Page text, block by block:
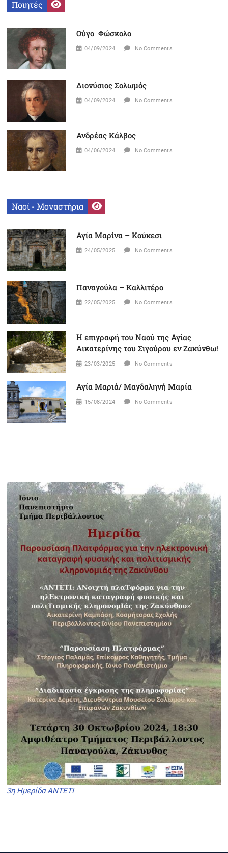
Ποιητές
Ούγο Φώσκολο
04/09/2024 No Comments
Διονύσιος Σολωμός
04/09/2024 No Comments
Ανδρέας Κάλβος
04/06/2024 No Comments
Ναοί - Μοναστήρια
Αγία Μαρίνα – Κούκεσι
24/05/2025 No Comments
Παναγούλα – Καλλιτέρο
22/05/2025 No Comments
Η επιγραφή του Ναού της Αγίας
Αικατερίνης του Σιγούρου εν Ζακύνθω!
23/03/2025 No Comments
Αγία Μαριά/ Μαγδαληνή Μαρία
15/08/2024 No Comments
3η Ημερίδα ANTETI